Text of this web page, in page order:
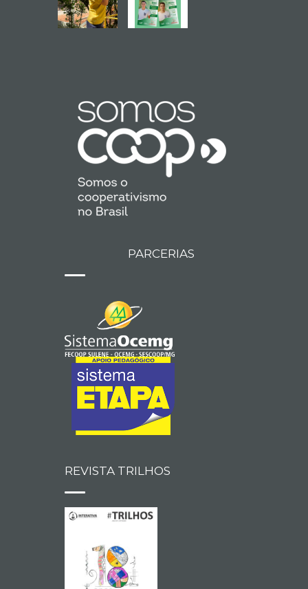
PARCERIAS
REVISTA TRILHOS